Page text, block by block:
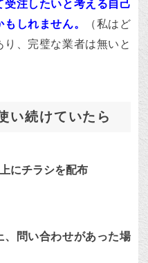
注したいと考える自己
しれません。
（私はど
、完璧な業者は無いと
い続けていたら
にチラシを配布
問い合わせがあった場